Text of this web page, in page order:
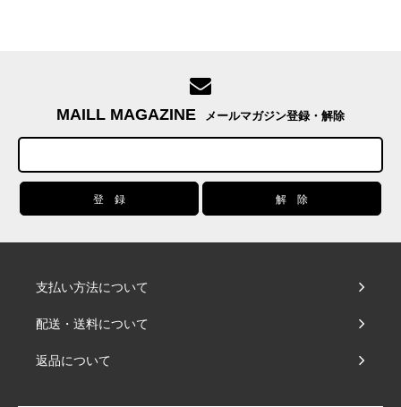
MAILL MAGAZINE メールマガジン登録・解除
支払い方法について
配送・送料について
返品について